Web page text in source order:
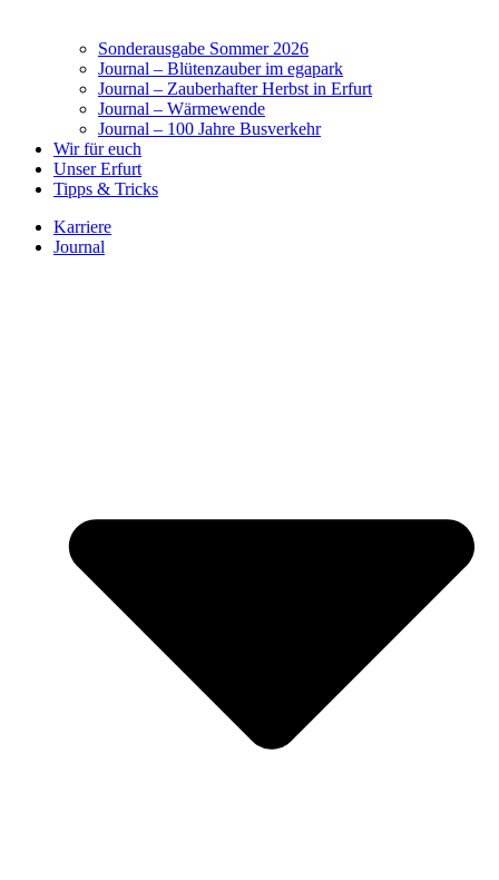
Sonderausgabe Sommer 2026
Journal – Blütenzauber im egapark
Journal – Zauberhafter Herbst in Erfurt
Journal – Wärmewende
Journal – 100 Jahre Busverkehr
Wir für euch
Unser Erfurt
Tipps & Tricks
Karriere
Journal